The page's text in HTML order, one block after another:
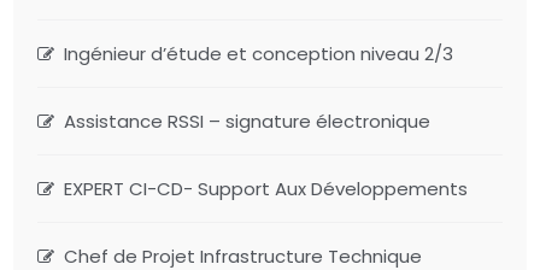
Ingénieur d’étude et conception niveau 2/3
Assistance RSSI – signature électronique
EXPERT CI-CD- Support Aux Développements
Chef de Projet Infrastructure Technique